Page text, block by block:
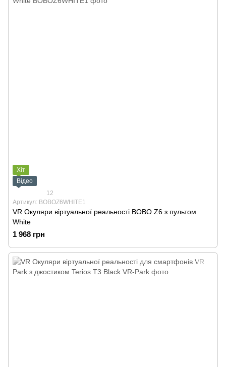
Хіт
Відео
12
Артикул: BOBOZ6WHITE1
VR Окуляри віртуальної реальності BOBO Z6 з пультом
White
1 968 грн